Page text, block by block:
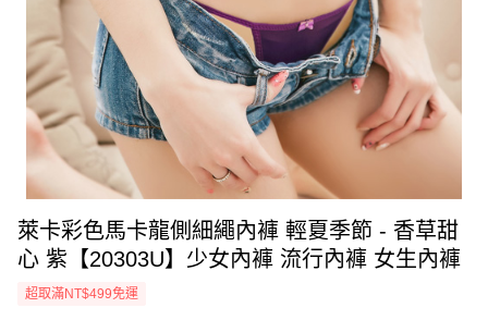
萊卡彩色馬卡龍側細繩內褲 輕夏季節 - 香草甜
心 紫【20303U】少女內褲 流行內褲 女生內褲
超取滿NT$499免運